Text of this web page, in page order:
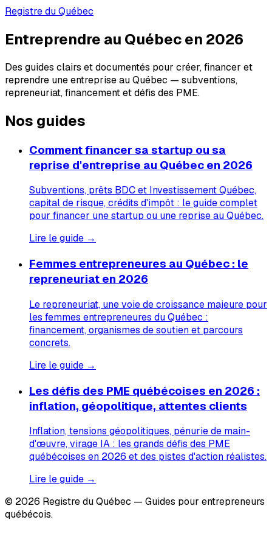
Registre du Québec
Entreprendre au Québec en 2026
Des guides clairs et documentés pour créer, financer et
reprendre une entreprise au Québec — subventions,
repreneuriat, financement et défis des PME.
Nos guides
Comment financer sa startup ou sa
reprise d'entreprise au Québec en 2026
Subventions, prêts BDC et Investissement Québec,
capital de risque, crédits d'impôt : le guide complet
pour financer une startup ou une reprise au Québec.
Lire le guide →
Femmes entrepreneures au Québec : le
repreneuriat en 2026
Le repreneuriat, une voie de croissance majeure pour
les femmes entrepreneures du Québec :
financement, organismes de soutien et parcours
concrets.
Lire le guide →
Les défis des PME québécoises en 2026 :
inflation, géopolitique, attentes clients
Inflation, tensions géopolitiques, pénurie de main-
d'œuvre, virage IA : les grands défis des PME
québécoises en 2026 et des pistes d'action réalistes.
Lire le guide →
© 2026 Registre du Québec — Guides pour entrepreneurs
québécois.